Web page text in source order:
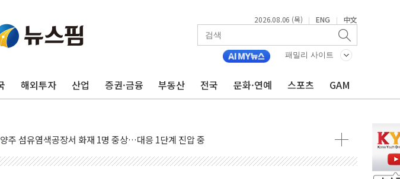
2026.08.06 (목) | ENG | 中文
패밀리 사이트
해외투자 산업 증권·금융 부동산 전국 문화·연예 스포츠 GAM
금값 7주 만에 최고…美 고용 둔화·호르무즈 재개방 기대에 강세
[인도증시] 중동 긴장 완화에 실적 호조까지, 상승...호실적 보고 기업 상승세 뚜렷
[베트남 증시] 지수 하락 속 'DGC' 임시 주총 기대감에 홀로 상한가…마진 잔액은 사상 최고
'월가의 황제' 다이먼 "금융시장 레버리지 위험수위…숨은 차입이 더 큰 변수"
김정관 산업부 장관 "주 52시간 손봐야, 경쟁상대 中과 비교해야"
해군 1함대 창설 80주년…지역과 함께하는 '선봉'의 대민 봉사